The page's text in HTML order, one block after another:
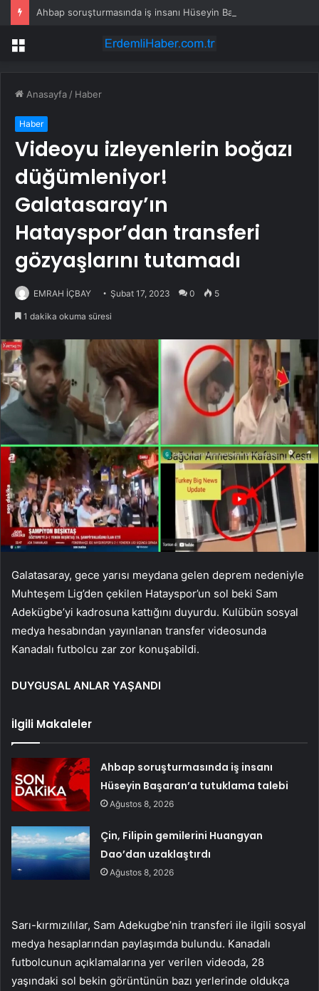
Menü
Anasayfa / Haber
Haber
Videoyu izleyenlerin boğazı
düğümleniyor!
Galatasaray’ın
Hatayspor’dan transferi
gözyaşlarını tutamadı
EMRAH İÇBAY Şubat 17, 2023 0 5
1 dakika okuma süresi
Galatasaray, gece yarısı meydana gelen deprem nedeniyle
Muhteşem Lig’den çekilen Hatayspor’un sol beki Sam
Adekügbe’yi kadrosuna kattığını duyurdu. Kulübün sosyal
medya hesabından yayınlanan transfer videosunda
Kanadalı futbolcu zar zor konuşabildi.
DUYGUSAL ANLAR YAŞANDI
İlgili Makaleler
Ahbap soruşturmasında iş insanı
Hüseyin Başaran’a tutuklama talebi
Ağustos 8, 2026
Çin, Filipin gemilerini Huangyan
Dao’dan uzaklaştırdı
Ağustos 8, 2026
Sarı-kırmızılılar, Sam Adekugbe’nin transferi ile ilgili sosyal
medya hesaplarından paylaşımda bulundu. Kanadalı
futbolcunun açıklamalarına yer verilen videoda, 28
yaşındaki sol bekin görüntünün bazı yerlerinde oldukça